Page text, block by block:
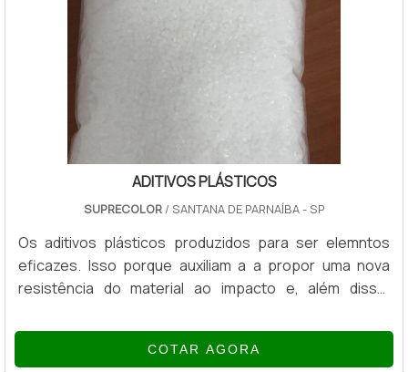
ADITIVOS PLÁSTICOS
SUPRECOLOR / SANTANA DE PARNAÍBA - SP
Os aditivos plásticos produzidos para ser elemntos
eficazes. Isso porque auxiliam a a propor uma nova
resistência do material ao impacto e, além disso,
reduzindo a sua dureza. É visível que os aditivos em
plásticos possuem inúmeros pontos positivos
COTAR AGORA